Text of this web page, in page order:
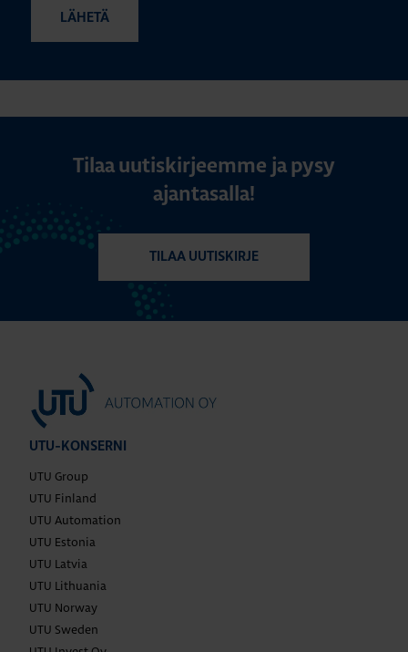
Tilaa uutiskirjeemme ja pysy
ajantasalla!
TILAA UUTISKIRJE
UTU-KONSERNI
UTU Group
UTU Finland
UTU Automation
UTU Estonia
UTU Latvia
UTU Lithuania
UTU Norway
UTU Sweden